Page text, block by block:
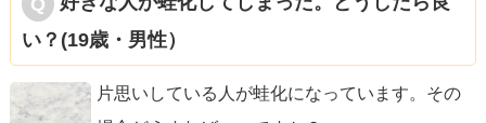
い？(19歳・男性）
片思いしている人が蛙化になっています。その